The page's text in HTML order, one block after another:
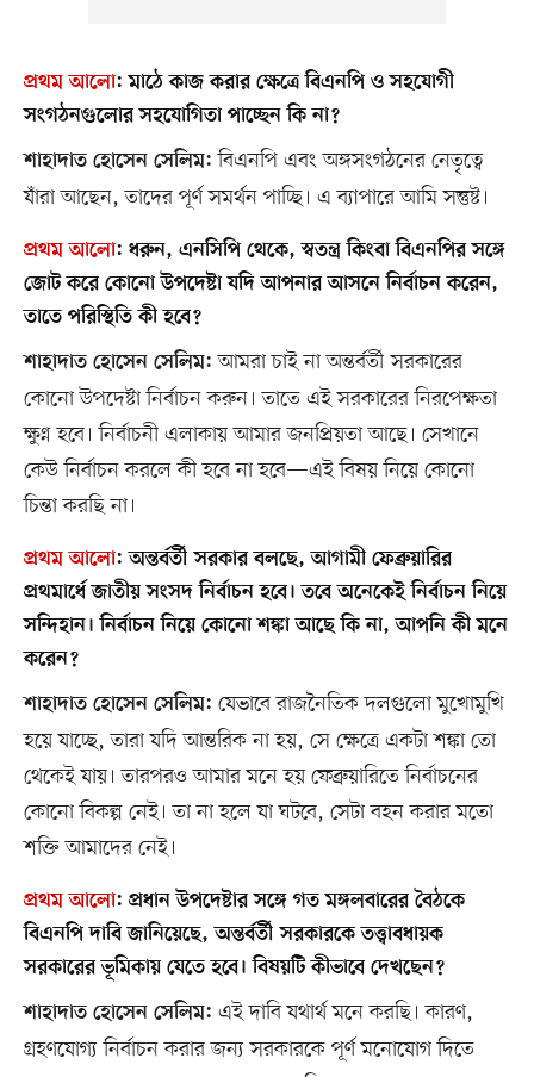
প্রথম আলো:মাঠে কাজ করার ক্ষেত্রে বিএনপি ও সহযোগী
সংগঠনগুলোর সহযোগিতা পাচ্ছেন কি না?
শাহাদাত হোসেন সেলিম: বিএনপি এবং অঙ্গসংগঠনের নেতৃত্বে
যাঁরা আছেন, তাদের পূর্ণ সমর্থন পাচ্ছি। এ ব্যাপারে আমি সন্তুষ্ট।
প্রথম আলো: ধরুন, এনসিপি থেকে, স্বতন্ত্র কিংবা বিএনপির সঙ্গে
জোট করে কোনো উপদেষ্টা যদি আপনার আসনে নির্বাচন করেন,
তাতে পরিস্থিতি কী হবে?
শাহাদাত হোসেন সেলিম: আমরা চাই না অন্তর্বর্তী সরকারের
কোনো উপদেষ্টা নির্বাচন করুন। তাতে এই সরকারের নিরপেক্ষতা
ক্ষুণ্ন হবে। নির্বাচনী এলাকায় আমার জনপ্রিয়তা আছে। সেখানে
কেউ নির্বাচন করলে কী হবে না হবে—এই বিষয় নিয়ে কোনো
চিন্তা করছি না।
প্রথম আলো:অন্তর্বর্তী সরকার বলছে, আগামী ফেব্রুয়ারির
প্রথমার্ধে জাতীয় সংসদ নির্বাচন হবে। তবে অনেকেই নির্বাচন নিয়ে
সন্দিহান। নির্বাচন নিয়ে কোনো শঙ্কা আছে কি না, আপনি কী মনে
করেন?
শাহাদাত হোসেন সেলিম: যেভাবে রাজনৈতিক দলগুলো মুখোমুখি
হয়ে যাচ্ছে, তারা যদি আন্তরিক না হয়, সে ক্ষেত্রে একটা শঙ্কা তো
থেকেই যায়। তারপরও আমার মনে হয় ফেব্রুয়ারিতে নির্বাচনের
কোনো বিকল্প নেই। তা না হলে যা ঘটবে, সেটা বহন করার মতো
শক্তি আমাদের নেই।
প্রথম আলো: প্রধান উপদেষ্টার সঙ্গে গত মঙ্গলবারের বৈঠকে
বিএনপি দাবি জানিয়েছে, অন্তর্বর্তী সরকারকে তত্ত্বাবধায়ক
সরকারের ভূমিকায় যেতে হবে। বিষয়টি কীভাবে দেখছেন?
শাহাদাত হোসেন সেলিম: এই দাবি যথার্থ মনে করছি। কারণ,
গ্রহণযোগ্য নির্বাচন করার জন্য সরকারকে পূর্ণ মনোযোগ দিতে